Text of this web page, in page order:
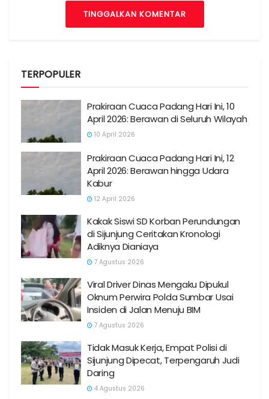
TINGGALKAN KOMENTAR
TERPOPULER
Prakiraan Cuaca Padang Hari Ini, 10
April 2026: Berawan di Seluruh Wilayah
10 April 2026
Prakiraan Cuaca Padang Hari Ini, 12
April 2026: Berawan hingga Udara
Kabur
12 April 2026
Kakak Siswi SD Korban Perundungan
di Sijunjung Ceritakan Kronologi
Adiknya Dianiaya
7 Agustus 2026
Viral Driver Dinas Mengaku Dipukul
Oknum Perwira Polda Sumbar Usai
Insiden di Jalan Menuju BIM
7 Agustus 2026
Tidak Masuk Kerja, Empat Polisi di
Sijunjung Dipecat, Terpengaruh Judi
Daring
4 Agustus 2026